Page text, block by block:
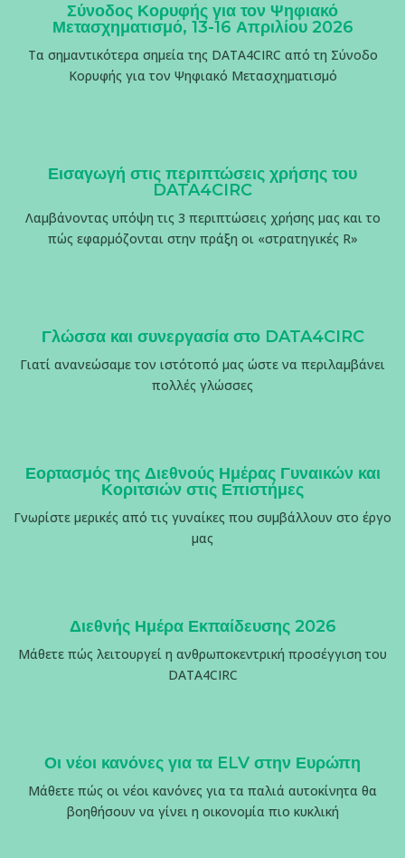
Σύνοδος Κορυφής για τον Ψηφιακό
Μετασχηματισμό, 13-16 Απριλίου 2026
Τα σημαντικότερα σημεία της DATA4CIRC από τη Σύνοδο
Κορυφής για τον Ψηφιακό Μετασχηματισμό
Εισαγωγή στις περιπτώσεις χρήσης του
DATA4CIRC
Λαμβάνοντας υπόψη τις 3 περιπτώσεις χρήσης μας και το
πώς εφαρμόζονται στην πράξη οι «στρατηγικές R»
Γλώσσα και συνεργασία στο DATA4CIRC
Γιατί ανανεώσαμε τον ιστότοπό μας ώστε να περιλαμβάνει
πολλές γλώσσες
Εορτασμός της Διεθνούς Ημέρας Γυναικών και
Κοριτσιών στις Επιστήμες
Γνωρίστε μερικές από τις γυναίκες που συμβάλλουν στο έργο
μας
Διεθνής Ημέρα Εκπαίδευσης 2026
Μάθετε πώς λειτουργεί η ανθρωποκεντρική προσέγγιση του
DATA4CIRC
Οι νέοι κανόνες για τα ELV στην Ευρώπη
Μάθετε πώς οι νέοι κανόνες για τα παλιά αυτοκίνητα θα
βοηθήσουν να γίνει η οικονομία πιο κυκλική